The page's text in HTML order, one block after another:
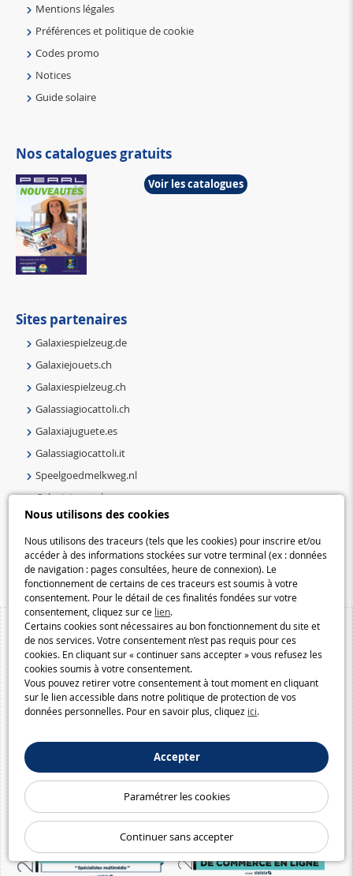
Nous utilisons des cookies
Nous utilisons des traceurs (tels que les cookies) pour inscrire et/ou
accéder à des informations stockées sur votre terminal (ex : données
de navigation : pages consultées, heure de connexion). Le
fonctionnement de certains de ces traceurs est soumis à votre
consentement. Pour le détail de ces finalités fondées sur votre
consentement, cliquez sur ce lien.
Certains cookies sont nécessaires au bon fonctionnement du site et
de nos services. Votre consentement n’est pas requis pour ces
cookies. En cliquant sur « continuer sans accepter » vous refusez les
cookies soumis à votre consentement.
Vous pouvez retirer votre consentement à tout moment en cliquant
sur le lien accessible dans notre politique de protection de vos
données personnelles. Pour en savoir plus, cliquez ici.
Accepter
Paramétrer les cookies
Continuer sans accepter
Mentions légales
Préférences et politique de cookie
Codes promo
Notices
Guide solaire
Nos catalogues gratuits
Voir les catalogues
Sites partenaires
Galaxiespielzeug.de
Galaxiejouets.ch
Galaxiespielzeug.ch
Galassiagiocattoli.ch
Galaxiajuguete.es
Galassiagiocattoli.it
Speelgoedmelkweg.nl
Galaxiejouets.be
Galaxiespielzeug.be
Speelgoedmelkweg.be
Macway.com